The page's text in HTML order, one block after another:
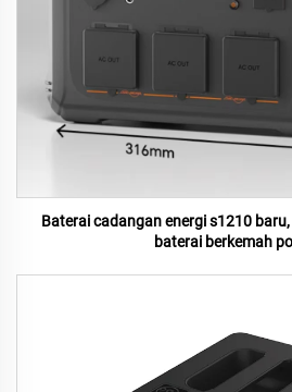
Baterai cadangan energi s1210
baterai berkemah